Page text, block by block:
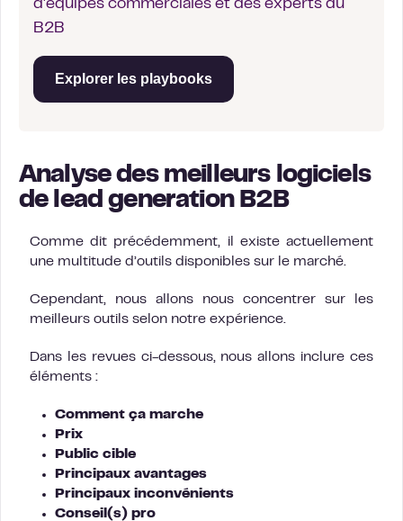
d'équipes commerciales et des experts du
B2B
Explorer les playbooks
Analyse des meilleurs logiciels
de lead generation B2B
Comme dit précédemment, il existe actuellement
une multitude d’outils disponibles sur le marché.
Cependant, nous allons nous concentrer sur les
meilleurs outils selon notre expérience.
Dans les revues ci-dessous, nous allons inclure ces
éléments :
Comment ça marche
Prix
Public cible
Principaux avantages
Principaux inconvénients
Conseil(s) pro